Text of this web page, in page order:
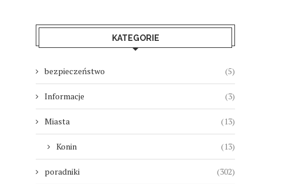
KATEGORIE
bezpieczeństwo (5)
Informacje (3)
Miasta (13)
Konin (13)
poradniki (302)